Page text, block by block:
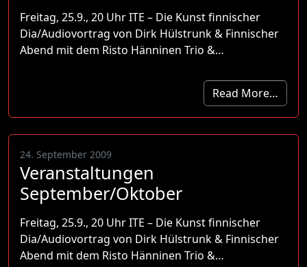
Freitag, 25.9., 20 Uhr ITE – Die Kunst finnischer
Dia/Audiovortrag von Dirk Hülstrunk & Finnischer
Abend mit dem Risto Hänninen Trio &…
Read More…
24. September 2009
Veranstaltungen
September/Oktober
Freitag, 25.9., 20 Uhr ITE – Die Kunst finnischer
Dia/Audiovortrag von Dirk Hülstrunk & Finnischer
Abend mit dem Risto Hänninen Trio &…